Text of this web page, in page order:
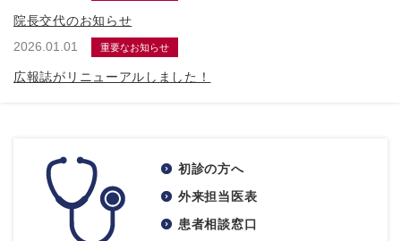
院長交代のお知らせ
2026.01.01
重要なお知らせ
広報誌がリニューアルしました！
初診の方へ
外来担当医表
患者相談窓口